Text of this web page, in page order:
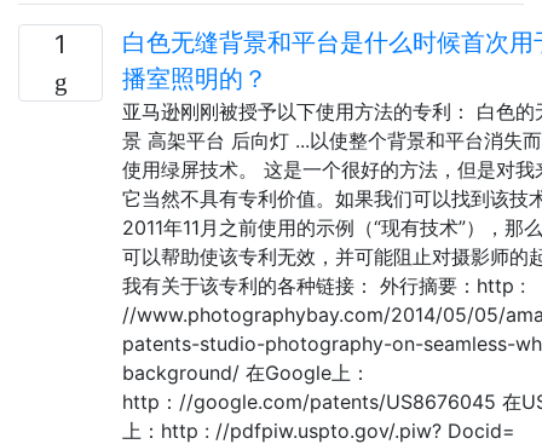
1
白色无缝背景和平台是什么时候首次用
播室照明的？
亚马逊刚刚被授予以下使用方法的专利： 白色的
景 高架平台 后向灯 ...以使整个背景和平台消失
使用绿屏技术。 这是一个很好的方法，但是对我
它当然不具有专利价值。如果我们可以找到该技
2011年11月之前使用的示例（“现有技术”），那
可以帮助使该专利无效，并可能阻止对摄影师的
我有关于该专利的各种链接： 外行摘要：http :
//www.photographybay.com/2014/05/05/
patents-studio-photography-on-seamless-
background/ 在Google上：
http：//google.com/patents/US8676045 在
上：http : //pdfpiw.uspto.gov/.piw? Docid=